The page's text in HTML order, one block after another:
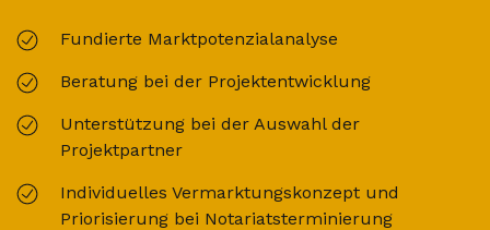
Fundierte Marktpotenzialanalyse
Beratung bei der Projektentwicklung
Unterstützung bei der Auswahl der
Projektpartner
Individuelles Vermarktungskonzept und
Priorisierung bei Notariatsterminierung